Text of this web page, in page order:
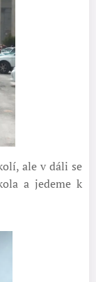
ale v dáli se
a jedeme k